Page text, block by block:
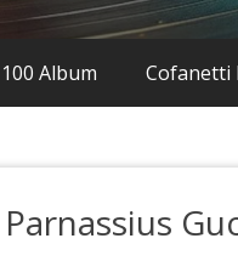
Album Cofanetti